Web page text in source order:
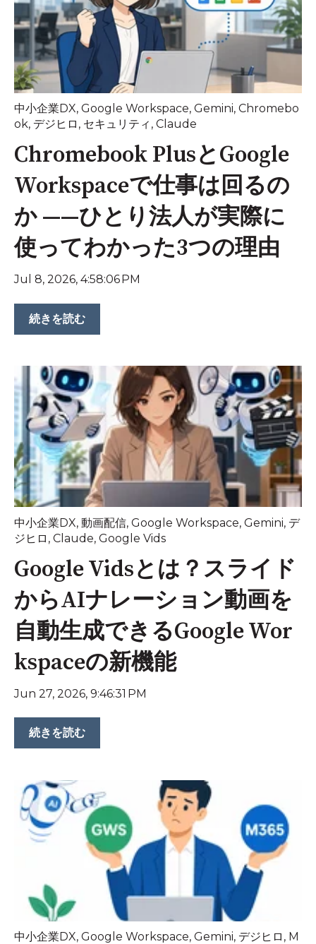
中小企業DX, Google Workspace, Gemini, Chromebo
ok, デジヒロ , セキュリティ , Claude
Chromebook PlusとGoogle
Workspaceで仕事は回るの
か ——ひとり法人が実際に
使ってわかった3つの理由
Jul 8, 2026, 4:58:06 PM
続きを読む
中小企業DX, 動画配信, Google Workspace, Gemini, デ
ジヒロ , Claude, Google Vids
Google Vidsとは？スライド
からAIナレーション動画を
自動生成できるGoogle Wor
kspaceの新機能
Jun 27, 2026, 9:46:31 PM
続きを読む
中小企業DX, Google Workspace, Gemini, デジヒロ , M